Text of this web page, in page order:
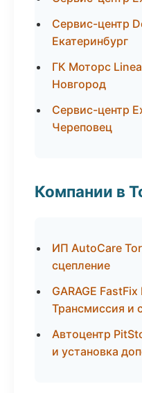
Сервис-центр
Екатеринбург
ГК Моторс
Новгород
Сервис-центр
Череповец
Компании в
ИП AutoCare
сцепление
GARAGE
Трансмиссия и
Автоцентр
и установка